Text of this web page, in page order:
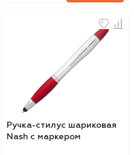
Ручка-стилус шариковая
Nash с маркером